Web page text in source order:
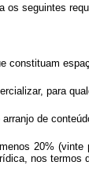
os seguintes
para
de
20%
nos